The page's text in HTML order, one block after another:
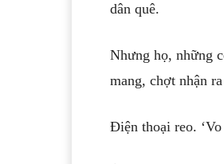
dân quê.
Nhưng họ, những
mang, chợt nhận
Điện thoại reo. ‘Vo